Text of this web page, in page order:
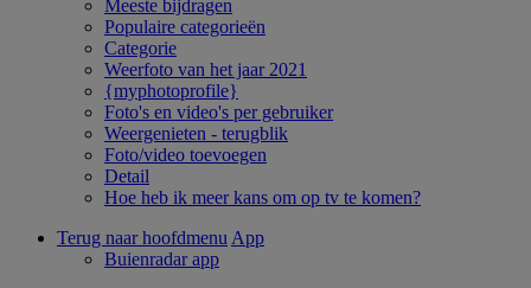
Meeste bijdragen
Populaire categorieën
Categorie
Weerfoto van het jaar 2021
{myphotoprofile}
Foto's en video's per gebruiker
Weergenieten - terugblik
Foto/video toevoegen
Detail
Hoe heb ik meer kans om op tv te komen?
Terug naar hoofdmenu App
Buienradar app